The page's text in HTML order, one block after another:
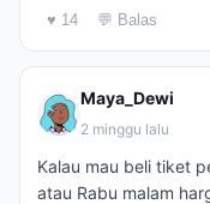
♥ 14 💬 Balas
Maya_Dewi
2 minggu lalu
Kalau mau beli tiket
atau Rabu malam